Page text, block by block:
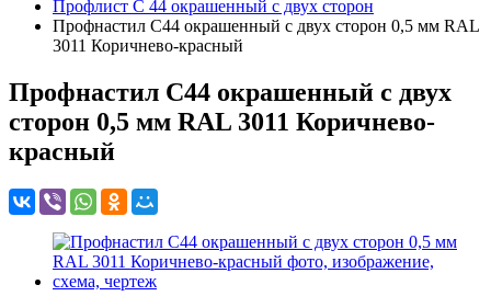
Профлист С 44 окрашенный с двух сторон
Профнастил С44 окрашенный с двух сторон 0,5 мм RAL
3011 Коричнево-красный
Профнастил С44 окрашенный с двух
сторон 0,5 мм RAL 3011 Коричнево-
красный